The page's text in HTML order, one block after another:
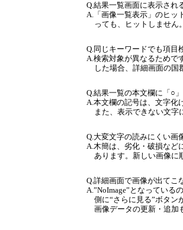
Q.結果一覧画面に表示され
A.「画像一覧表示」のヒッ
っても、ヒットしません
Q.同じキーワードでも項目
A.検索対象が異なるためで
した場合、詳細画面の国
Q.結果一覧の本文欄に「○
A.本文欄の記号は、文字化
また、表示できない文
Q.大変文字の読みにくい画
A.木簡は、劣化・破損など
あります。新しい画像に
Q.詳細画面で画像が出てこ
A.”NoImage”となっている
側に“さらに見る”ボタン
画像データの更新・追加